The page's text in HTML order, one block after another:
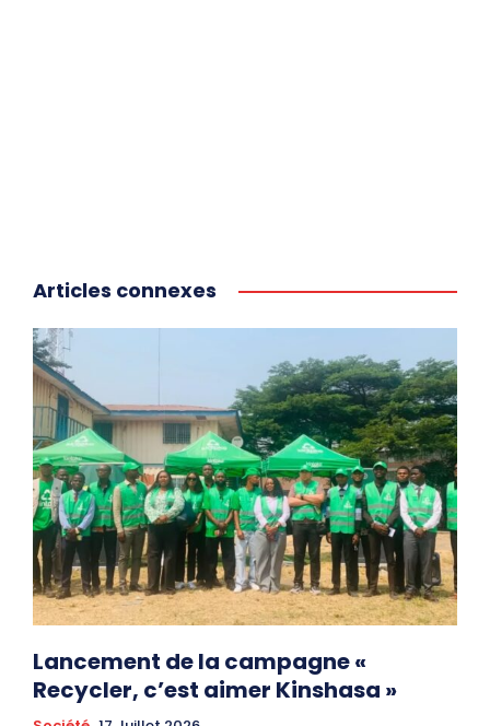
Articles connexes
Lancement de la campagne «
Recycler, c’est aimer Kinshasa »